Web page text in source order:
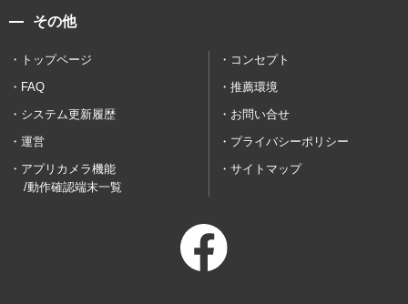
その他
トップページ
コンセプト
FAQ
推薦環境
システム更新履歴
お問い合せ
運営
プライバシーポリシー
アプリカメラ機能
/動作確認端末一覧
サイトマップ